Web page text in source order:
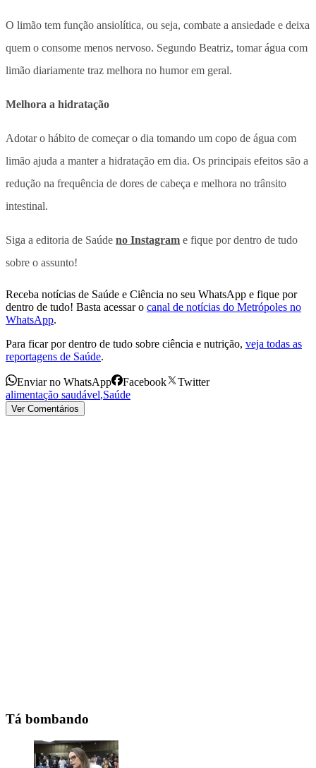
O limão tem função ansiolítica, ou seja, combate a ansiedade e deixa
quem o consome menos nervoso. Segundo Beatriz, tomar água com
limão diariamente traz melhora no humor em geral.
Melhora a hidratação
Adotar o hábito de começar o dia tomando um copo de água com
limão ajuda a manter a hidratação em dia. Os principais efeitos são a
redução na frequência de dores de cabeça e melhora no trânsito
intestinal.
Siga a editoria de Saúde no Instagram e fique por dentro de tudo
sobre o assunto!
Receba notícias de Saúde e Ciência no seu WhatsApp e fique por
dentro de tudo! Basta acessar o canal de notícias do Metrópoles no
WhatsApp.
Para ficar por dentro de tudo sobre ciência e nutrição, veja todas as
reportagens de Saúde.
Enviar no WhatsApp Facebook
Twitter
alimentação saudável,Saúde
Ver Comentários
Tá bombando